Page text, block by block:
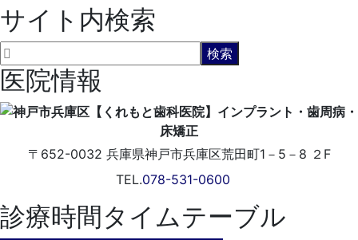
サイト内検索
医院情報
〒652-0032 兵庫県神戸市兵庫区荒田町1－5－8 ２F
TEL.078-531-0600
診療時間タイムテーブル